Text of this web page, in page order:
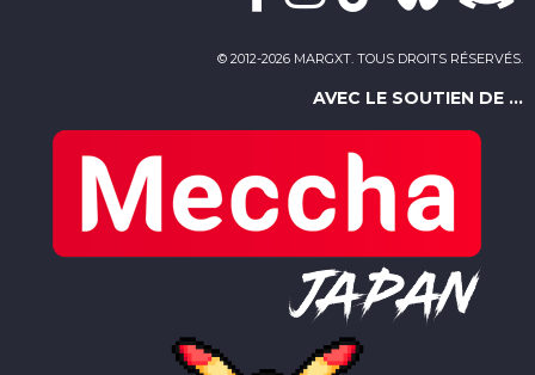
© 2012-2026 MARGXT. TOUS DROITS RÉSERVÉS.
AVEC LE SOUTIEN DE ...